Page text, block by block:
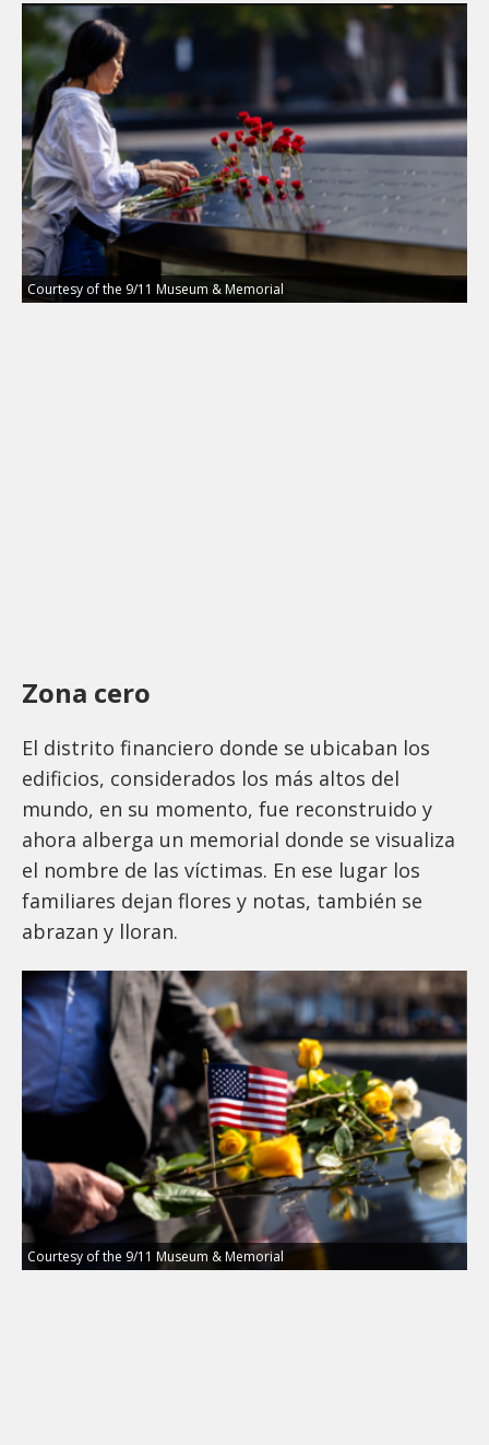
Courtesy of the 9/11 Museum & Memorial
Zona cero
El distrito financiero donde se ubicaban los
edificios, considerados los más altos del
mundo, en su momento, fue reconstruido y
ahora alberga un memorial donde se visualiza
el nombre de las víctimas. En ese lugar los
familiares dejan flores y notas, también se
abrazan y lloran.
Courtesy of the 9/11 Museum & Memorial